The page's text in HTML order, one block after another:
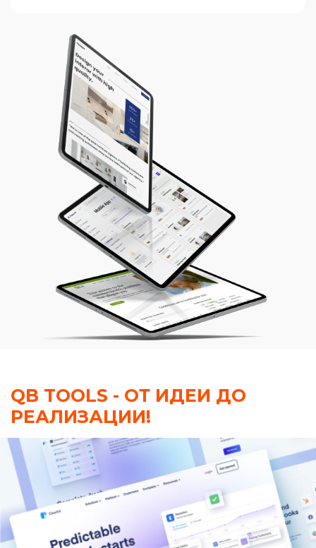
QB TOOLS - ОТ ИДЕИ ДО
РЕАЛИЗАЦИИ!